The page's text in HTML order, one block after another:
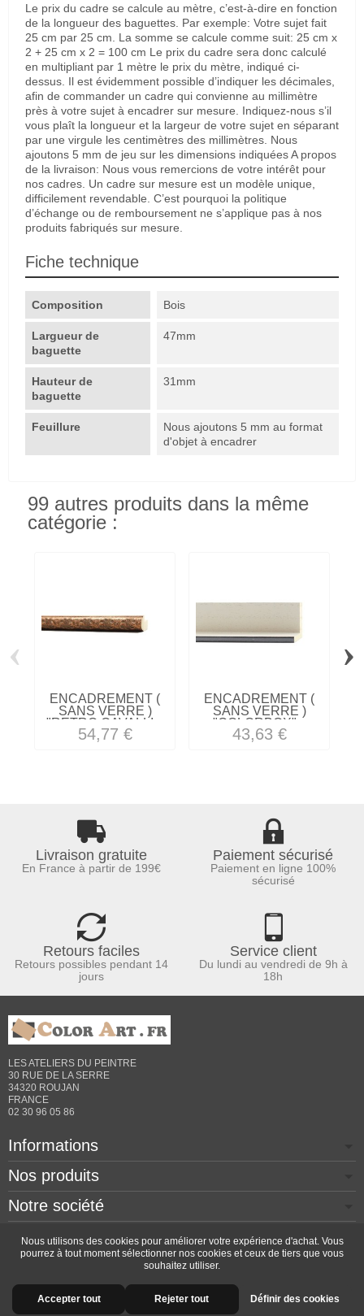
Le prix du cadre se calcule au mètre, c’est-à-dire en fonction
de la longueur des baguettes. Par exemple: Votre sujet fait
25 cm par 25 cm. La somme se calcule comme suit: 25 cm x
2 + 25 cm x 2 = 100 cm Le prix du cadre sera donc calculé
en multipliant par 1 mètre le prix du mètre, indiqué ci-
dessus. Il est évidemment possible d’indiquer les décimales,
afin de commander un cadre qui convienne au millimètre
près à votre sujet à encadrer sur mesure. Indiquez-nous s’il
vous plaît la longueur et la largeur de votre sujet en séparant
par une virgule les centimètres des millimètres. Nous
ajoutons 5 mm de jeu sur les dimensions indiquées A propos
de la livraison: Nous vous remercions de votre intérêt pour
nos cadres. Un cadre sur mesure est un modèle unique,
difficilement revendable. C’est pourquoi la politique
d’échange ou de remboursement ne s’applique pas à nos
produits fabriqués sur mesure.
Fiche technique
Composition Bois
Largueur de
baguette
47mm
Hauteur de
baguette
31mm
Feuillure
Nous ajoutons 5 mm au format
d'objet à encadrer
99 autres produits dans la même
catégorie :
ENCADREMENT (
SANS VERRE )
"RETRO CAVALLI...
54,77 €
ENCADREMENT (
SANS VERRE )
"COLORBOX"...
43,63 €
‹ ›
Livraison gratuite
En France à partir de 199€
Paiement sécurisé
Paiement en ligne 100%
sécurisé
Retours faciles
Retours possibles pendant 14
jours
Service client
Du lundi au vendredi de 9h à
18h
LES ATELIERS DU PEINTRE
30 RUE DE LA SERRE
34320 ROUJAN
FRANCE
02 30 96 05 86
Informations
Nos produits
Notre société
Contactez-nous
Copyright © 2026 - Design by Prestacrea
- Ecommerce
software byPrestaShop™
Nous utilisons des cookies pour améliorer votre expérience d'achat. Vous
pourrez à tout moment sélectionner nos cookies et ceux de tiers que vous
souhaitez utiliser.
Accepter tout Rejeter tout Définir des cookies